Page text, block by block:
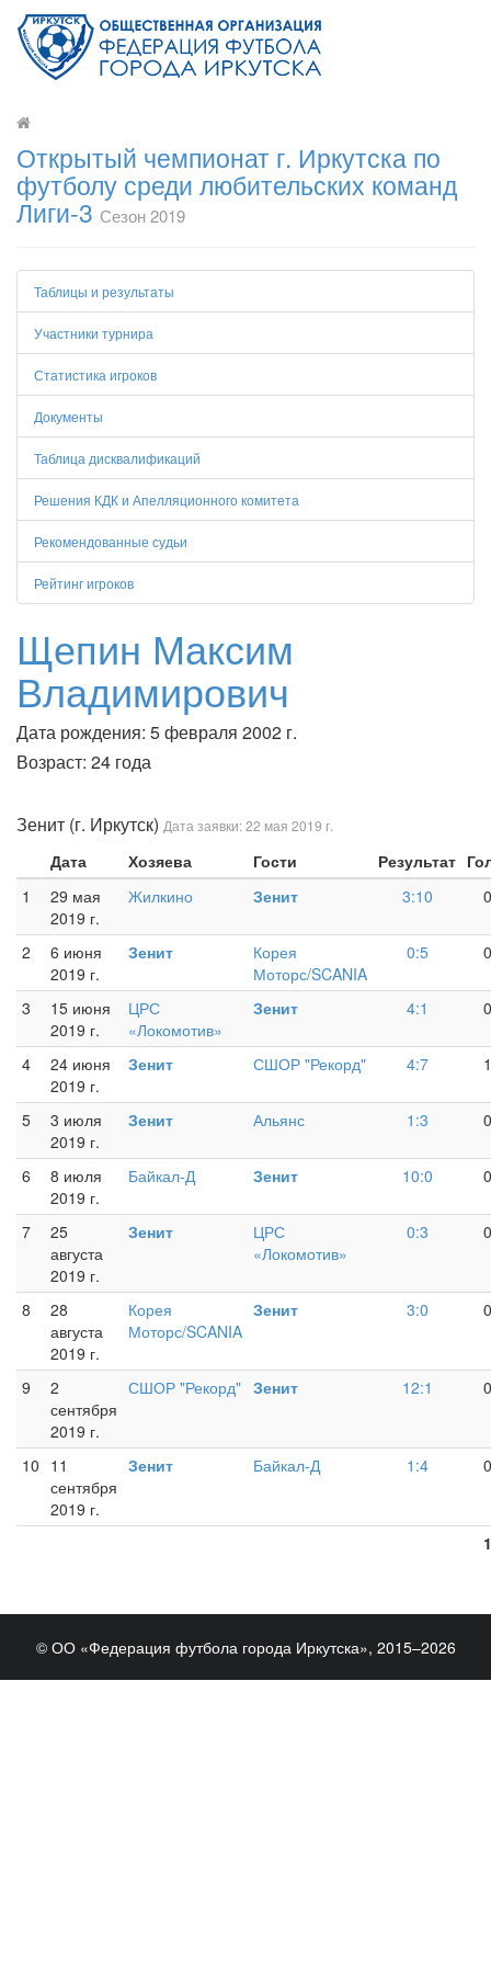
Открытый чемпионат г. Иркутска по
футболу среди любительских команд
Лиги-3 Сезон 2019
Таблицы и результаты
Участники турнира
Статистика игроков
Документы
Таблица дисквалификаций
Решения КДК и Апелляционного комитета
Рекомендованные судьи
Рейтинг игроков
Щепин Максим
Владимирович
Дата рождения: 5 февраля 2002 г.
Возраст: 24 года
Зенит (г. Иркутск) Дата заявки: 22 мая 2019 г.
Дата Хозяева Гости Результат
1
29 мая
2019 г.
Жилкино Зенит 3:10 0
2
6 июня
2019 г.
Зенит
Корея
Моторс/SCANIA
0:5 0
3
15 июня
2019 г.
ЦРС
«Локомотив»
Зенит 4:1 0
4
24 июня
2019 г.
Зенит СШОР "Рекорд" 4:7 1
5
3 июля
2019 г.
Зенит Альянс 1:3 0
6
8 июля
2019 г.
Байкал-Д Зенит 10:0 0
7
25
августа
2019 г.
Зенит
ЦРС
«Локомотив»
0:3 0
8
28
августа
2019 г.
Корея
Моторс/SCANIA
Зенит 3:0 0
9
2
сентября
2019 г.
СШОР "Рекорд" Зенит 12:1 0
10 11
сентября
2019 г.
Зенит Байкал-Д 1:4 0
1
© ОО «Федерация футбола города Иркутска», 2015–2026